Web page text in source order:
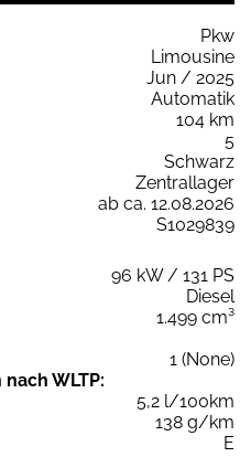
Pkw
Limousine
Jun / 2025
Automatik
104 km
5
Schwarz
Zentrallager
ab ca. 12.08.2026
S1029839
96 kW / 131 PS
Diesel
1.499 cm³
1 (None)
WLTP:
5,2 l/100km
138 g/km
E